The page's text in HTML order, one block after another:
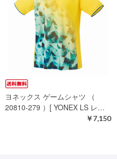
ヨネックス ゲームシャツ （
20810-279 ）[ YONEX LS レ…
￥7,150